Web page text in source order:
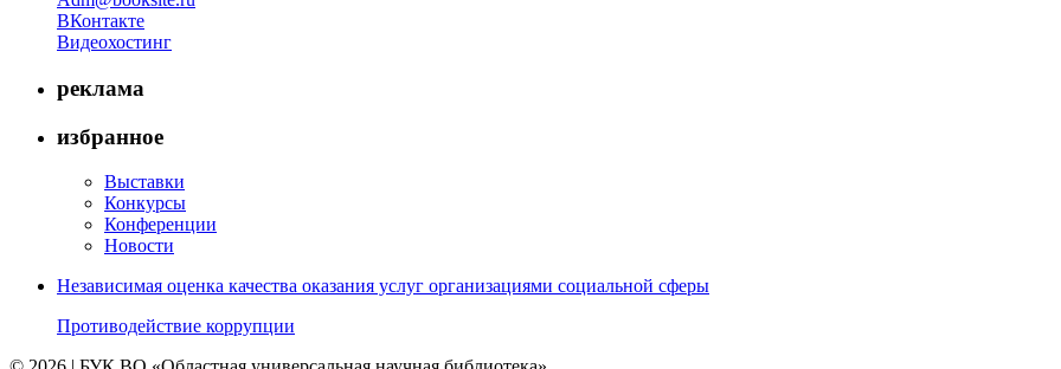
ВКонтакте
Видеохостинг
реклама
избранное
Выставки
Конкурсы
Конференции
Новости
Независимая оценка качества оказания услуг организациями социальной сферы
Противодействие коррупции